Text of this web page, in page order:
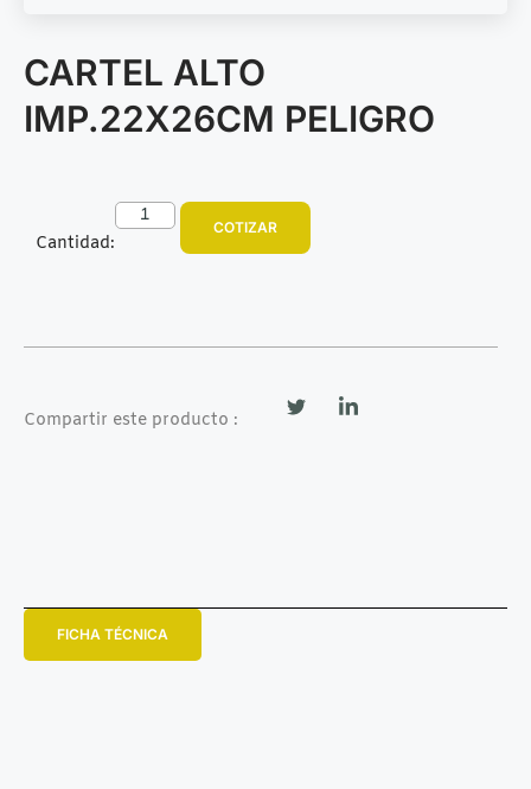
CARTEL ALTO
IMP.22X26CM PELIGRO
Cantidad:
COTIZAR
Compartir este producto :
FICHA TÉCNICA